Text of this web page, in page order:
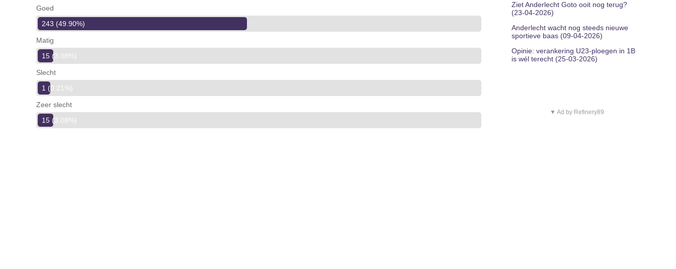
Goed
243 (49.90%)
Matig
15 (3.08%)
Slecht
1 (0.21%)
Zeer slecht
15 (3.08%)
Ziet Anderlecht Goto ooit nog terug?
(23-04-2026)
Anderlecht wacht nog steeds nieuwe
sportieve baas (09-04-2026)
Opinie: verankering U23-ploegen in 1B
is wél terecht (25-03-2026)
▼ Ad by Refinery89